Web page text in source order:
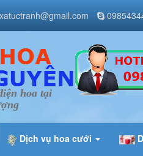
hoa tại
Dịch vụ hoa cưới
xatuctranh@gmail.com